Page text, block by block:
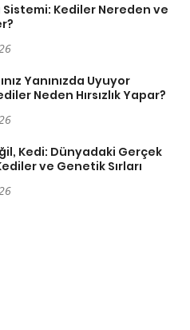
Sistemi: Kediler Nereden ve
Yanınızda Uyuyor
Neden Hırsızlık Yapar?
Kedi: Dünyadaki Gerçek
ve Genetik Sırları